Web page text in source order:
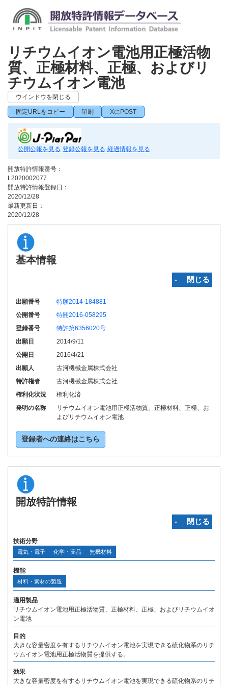
リチウムイオン電池用正極活物
質、正極材料、正極、およびリ
チウムイオン電池
ウインドウを閉じる
固定URLをコピー 印刷 XにPOST
公開公報を見る 登録公報を見る 経過情報を見る
開放特許情報番号：
L2020002077
開放特許情報登録日：
2020/12/28
最新更新日：
2020/12/28
基本情報
‐ 閉じる
出願番号
特願2014-184881
公開番号
特開2016-058295
登録番号
特許第6356020号
出願日
2014/9/11
公開日
2016/4/21
出願人
古河機械金属株式会社
特許権者
古河機械金属株式会社
権利化状況
権利化済
発明の名称
リチウムイオン電池用正極活物質、正極材料、正極、お
よびリチウムイオン電池
登録者への連絡はこちら
開放特許情報
‐ 閉じる
技術分野
電気・電子 化学・薬品 無機材料
機能
材料・素材の製造
適用製品
リチウムイオン電池用正極活物質、正極材料、正極、およびリチウムイオ
ン電池
目的
大きな容量密度を有するリチウムイオン電池を実現できる硫化物系のリチ
ウムイオン電池用正極活物質を提供する。
効果
大きな容量密度を有するリチウムイオン電池を実現できる硫化物系のリチ